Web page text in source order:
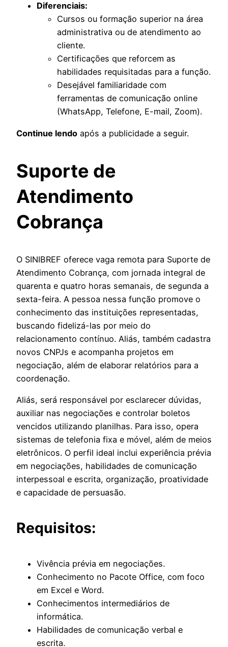
Diferenciais:
Cursos ou formação superior na área
administrativa ou de atendimento ao
cliente.
Certificações que reforcem as
habilidades requisitadas para a função.
Desejável familiaridade com
ferramentas de comunicação online
(WhatsApp, Telefone, E-mail, Zoom).
Continue lendo após a publicidade a seguir.
Suporte de
Atendimento
Cobrança
O SINIBREF oferece vaga remota para Suporte de
Atendimento Cobrança, com jornada integral de
quarenta e quatro horas semanais, de segunda a
sexta-feira. A pessoa nessa função promove o
conhecimento das instituições representadas,
buscando fidelizá-las por meio do
relacionamento contínuo. Aliás, também cadastra
novos CNPJs e acompanha projetos em
negociação, além de elaborar relatórios para a
coordenação.
Aliás, será responsável por esclarecer dúvidas,
auxiliar nas negociações e controlar boletos
vencidos utilizando planilhas. Para isso, opera
sistemas de telefonia fixa e móvel, além de meios
eletrônicos. O perfil ideal inclui experiência prévia
em negociações, habilidades de comunicação
interpessoal e escrita, organização, proatividade
e capacidade de persuasão.
Requisitos:
Vivência prévia em negociações.
Conhecimento no Pacote Office, com foco
em Excel e Word.
Conhecimentos intermediários de
informática.
Habilidades de comunicação verbal e
escrita.